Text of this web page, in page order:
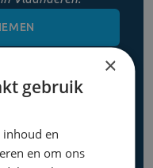
×
gebruik
inhoud en
en om ons